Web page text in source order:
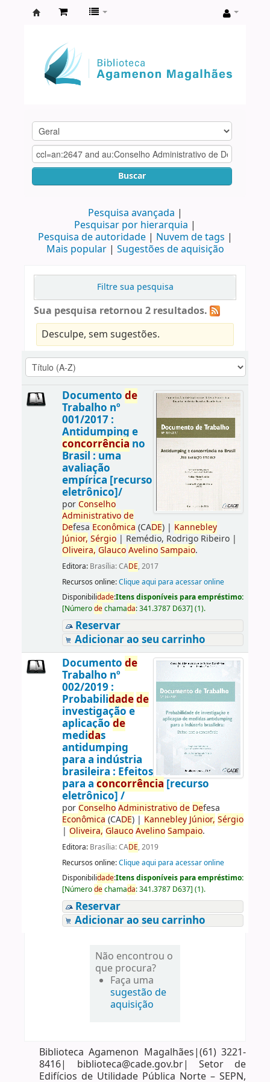
Agamenon
Magalhães
Buscar
Pesquisa avançada
Pesquisar por hierarquia
Pesquisa de autoridade
Nuvem de tags
Mais popular
Sugestões de aquisição
Filtre sua pesquisa
Sua pesquisa retornou 2 resultados.
Desculpe, sem sugestões.
Documento de
Trabalho nº
001/2017 :
Antidumping e
concorrência no
Brasil : uma
avaliação
empírica [recurso
eletrônico]/
porConselho
Administrativo de
Defesa Econômica (CADE)| Kannebley
Júnior, Sérgio| Remédio, Rodrigo Ribeiro|
Oliveira, Glauco Avelino Sampaio.
Editora: Brasília: CADE, 2017
Recursos online:Clique aqui para acessar online
Disponibilidade:Itens disponíveis para empréstimo:
[Númerodechamada:341.3787 D637] (1).
Reservar
Adicionar ao seu carrinho
Documento de
Trabalho nº
002/2019 :
Probabilidadede
investigação e
aplicação de
medidas
antidumping
para a indústria
brasileira : Efeitos
para a concorrência [recurso
eletrônico] /
porConselho Administrativo de Defesa
Econômica (CADE)| Kannebley Júnior, Sérgio
| Oliveira, Glauco Avelino Sampaio.
Editora: Brasília: CADE, 2019
Recursos online:Clique aqui para acessar online
Disponibilidade:Itens disponíveis para empréstimo:
[Númerodechamada:341.3787 D637] (1).
Reservar
Adicionar ao seu carrinho
Não encontrou o
que procura?
Faça uma
sugestão de
aquisição
Biblioteca Agamenon Magalhães|(61) 3221-
8416| biblioteca@cade.gov.br| Setor de
Edifícios de Utilidade Pública Norte – SEPN,